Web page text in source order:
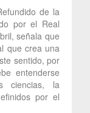
de la
por el Real
señala que
que crea una
sentido, por
entenderse
ciencias, la
por el